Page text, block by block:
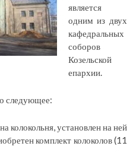
является
одним из двух
кафедральных
соборов
Козельской
епархии.
следующее:
колокольня, установлен на ней
комплект колоколов (11